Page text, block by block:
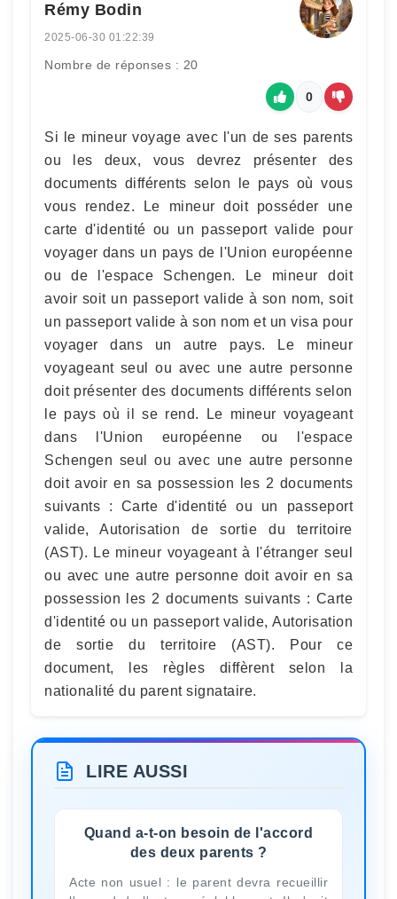
Rémy Bodin
2025-06-30 01:22:39
Nombre de réponses : 20
0
Si le mineur voyage avec l'un de ses parents
ou les deux, vous devrez présenter des
documents différents selon le pays où vous
vous rendez. Le mineur doit posséder une
carte d'identité ou un passeport valide pour
voyager dans un pays de l'Union européenne
ou de l'espace Schengen. Le mineur doit
avoir soit un passeport valide à son nom, soit
un passeport valide à son nom et un visa pour
voyager dans un autre pays. Le mineur
voyageant seul ou avec une autre personne
doit présenter des documents différents selon
le pays où il se rend. Le mineur voyageant
dans l'Union européenne ou l'espace
Schengen seul ou avec une autre personne
doit avoir en sa possession les 2 documents
suivants : Carte d'identité ou un passeport
valide, Autorisation de sortie du territoire
(AST). Le mineur voyageant à l'étranger seul
ou avec une autre personne doit avoir en sa
possession les 2 documents suivants : Carte
d'identité ou un passeport valide, Autorisation
de sortie du territoire (AST). Pour ce
document, les règles diffèrent selon la
nationalité du parent signataire.
LIRE AUSSI
Quand a-t-on besoin de l'accord
des deux parents ?
Acte non usuel : le parent devra recueillir